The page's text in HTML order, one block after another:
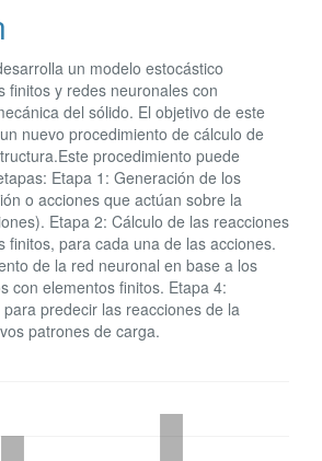
un modelo estocástico
finitos y redes neuronales con
del sólido. El objetivo de este
nuevo procedimiento de cálculo de
procedimiento puede
Etapa 1: Generación de los
o acciones que actúan sobre la
Etapa 2: Cálculo de las reacciones
finitos, para cada una de las acciones.
de la red neuronal en base a los
con elementos finitos. Etapa 4:
predecir las reacciones de la
patrones de carga.